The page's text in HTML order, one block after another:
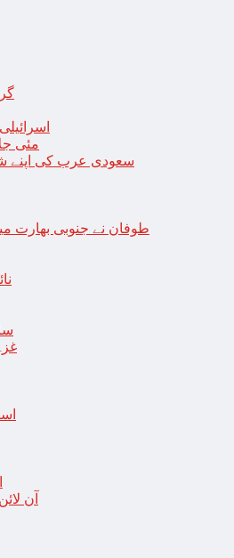
< >
9 مئی جلاؤگھیراؤ کیس:
سعودی عرب کی اپنے شہریوں کو پاکستان
طوفان نے جنوبی بھارت
غزہ؛
آن